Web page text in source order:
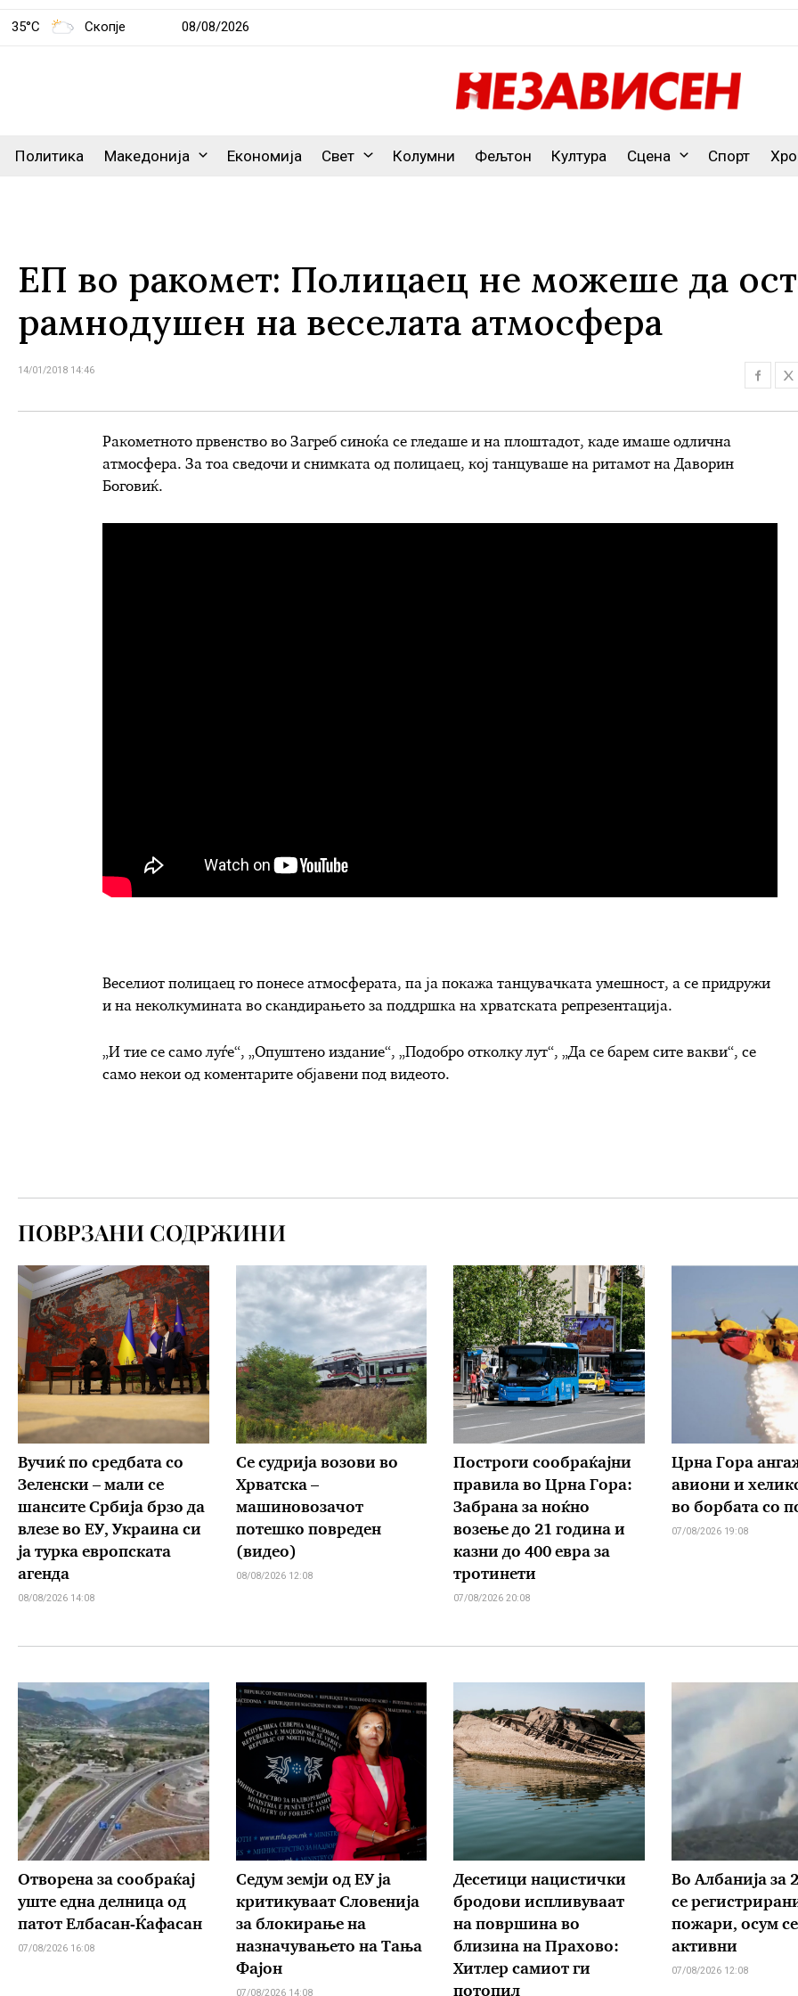
35°C Скопје 08/08/2026
Политика Македонија Економија Свет Колумни Фељтон Култура Сцена Спорт
ЕП во ракомет: Полицаец не можеше да
рамнодушен на веселата атмосфера
14/01/2018 14:46
Ракометното првенство во Загреб синоќа се гледаше и на плоштадот, каде имаше одлична
атмосфера. За тоа сведочи и снимката од полицаец, кој танцуваше на ритамот на Даворин
Боговиќ.
Веселиот полицаец го понесе атмосферата, па ја покажа танцувачката умешност, а се придружи
и на неколкумината во скандирањето за поддршка на хрватската репрезентација.
„И тие се само луѓе“, „Опуштено издание“, „Подобро отколку лут“, „Да се барем сите вакви“, се
само некои од коментарите објавени под видеото.
ПОВРЗАНИ СОДРЖИНИ
Вучиќ по средбата со
Зеленски – мали се
шансите Србија брзо да
влезе во ЕУ, Украина си
ја турка европската
агенда
08/08/2026 14:08
Се судрија возови во
Хрватска –
машиновозачот
потешко повреден
(видео)
08/08/2026 12:08
Построги сообраќајни
правила во Црна Гора:
Забрана за ноќно
возење до 21 година и
казни до 400 евра за
тротинети
07/08/2026 20:08
Црна Гора
авиони и
во борбата со
07/08/2026 19:08
Отворена за сообраќај
уште една делница од
патот Елбасан-Ќафасан
07/08/2026 16:08
Седум земји од ЕУ ја
критикуваат Словенија
за блокирање на
назначувањето на Тања
Фајон
07/08/2026 14:08
Десетици нацистички
бродови испливуваат
на површина во
близина на Прахово:
Хитлер самиот ги
потопил
Во Албанија за
се
пожари, осум
активни
07/08/2026 12:08